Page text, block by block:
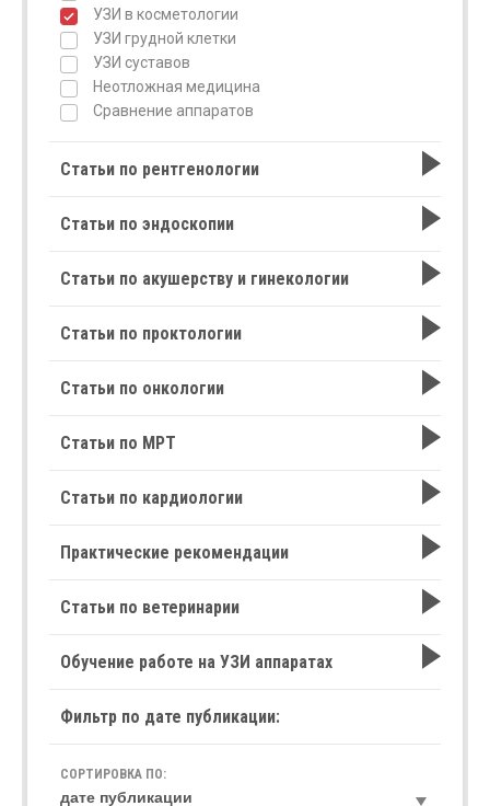
УЗИ в косметологии
УЗИ грудной клетки
УЗИ суставов
Неотложная медицина
Сравнение аппаратов
Статьи по рентгенологии
Статьи по эндоскопии
Статьи по акушерству и гинекологии
Статьи по проктологии
Статьи по онкологии
Статьи по МРТ
Статьи по кардиологии
Практические рекомендации
Статьи по ветеринарии
Обучение работе на УЗИ аппаратах
Фильтр по дате публикации:
СОРТИРОВКА ПО: